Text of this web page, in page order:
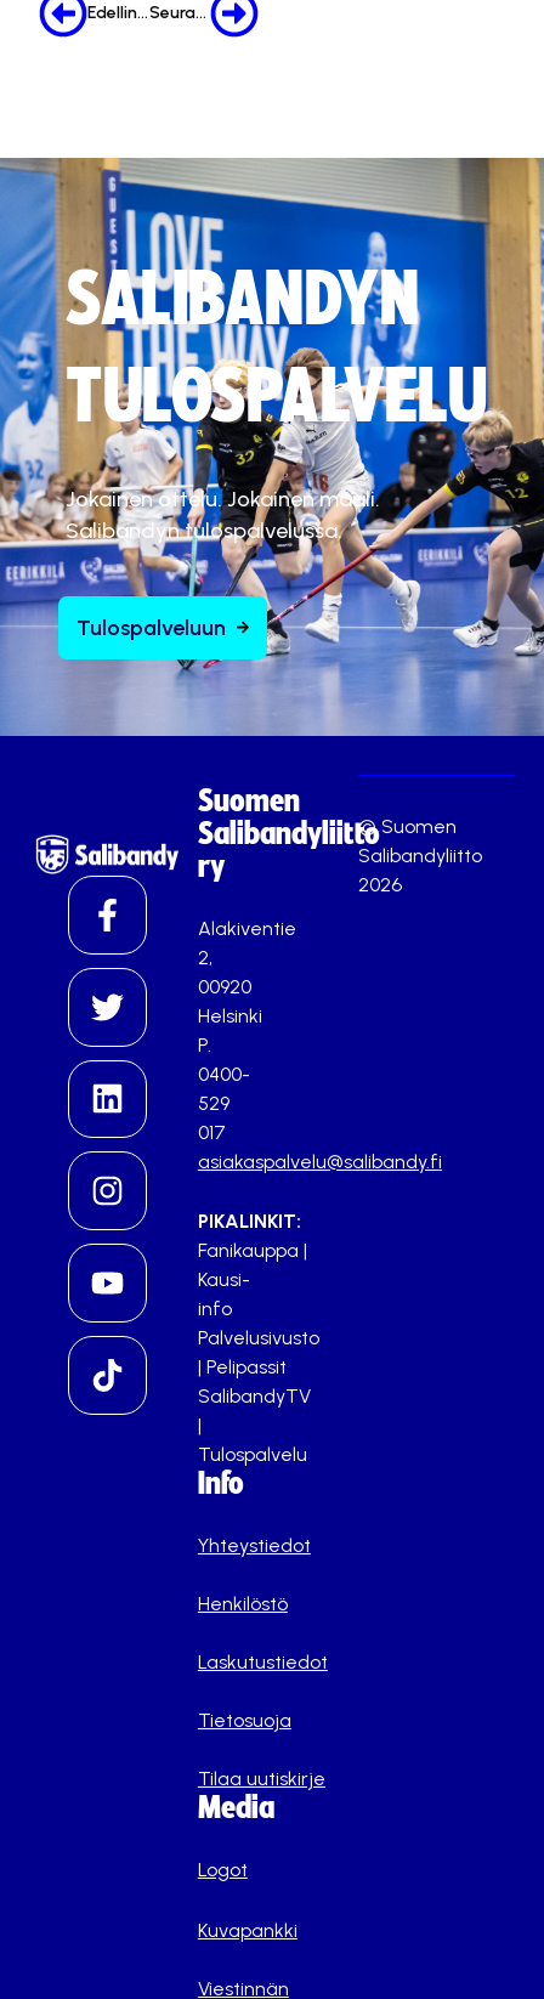
Edellinen Seuraava
SALIBANDYN
TULOSPALVELU
Jokainen ottelu. Jokainen maali.
Salibandyn tulospalvelussa.
Tulospalveluun
Suomen
Salibandyliitto
ry
Alakiventie
2,
00920
Helsinki
P.
0400-
529
017
asiakaspalvelu@salibandy.fi
PIKALINKIT:
Fanikauppa |
Kausi-
info
Palvelusivusto
| Pelipassit
SalibandyTV
|
Tulospalvelu
Info
Yhteystiedot
Henkilöstö
Laskutustiedot
Tietosuoja
Tilaa uutiskirje
Media
Logot
Kuvapankki
Viestinnän
© Suomen
Salibandyliitto
2026